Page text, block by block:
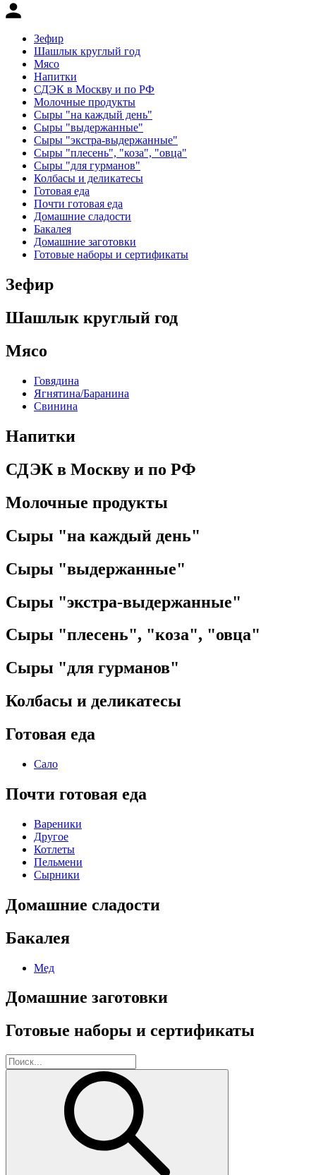
Зефир
Шашлык круглый год
Мясо
Напитки
СДЭК в Москву и по РФ
Молочные продукты
Сыры "на каждый день"
Сыры "выдержанные"
Сыры "экстра-выдержанные"
Сыры "плесень", "коза", "овца"
Сыры "для гурманов"
Колбасы и деликатесы
Готовая еда
Почти готовая еда
Домашние сладости
Бакалея
Домашние заготовки
Готовые наборы и сертификаты
Зефир
Шашлык круглый год
Мясо
Говядина
Ягнятина/Баранина
Свинина
Напитки
СДЭК в Москву и по РФ
Молочные продукты
Сыры "на каждый день"
Сыры "выдержанные"
Сыры "экстра-выдержанные"
Сыры "плесень", "коза", "овца"
Сыры "для гурманов"
Колбасы и деликатесы
Готовая еда
Сало
Почти готовая еда
Вареники
Другое
Котлеты
Пельмени
Сырники
Домашние сладости
Бакалея
Мед
Домашние заготовки
Готовые наборы и сертификаты